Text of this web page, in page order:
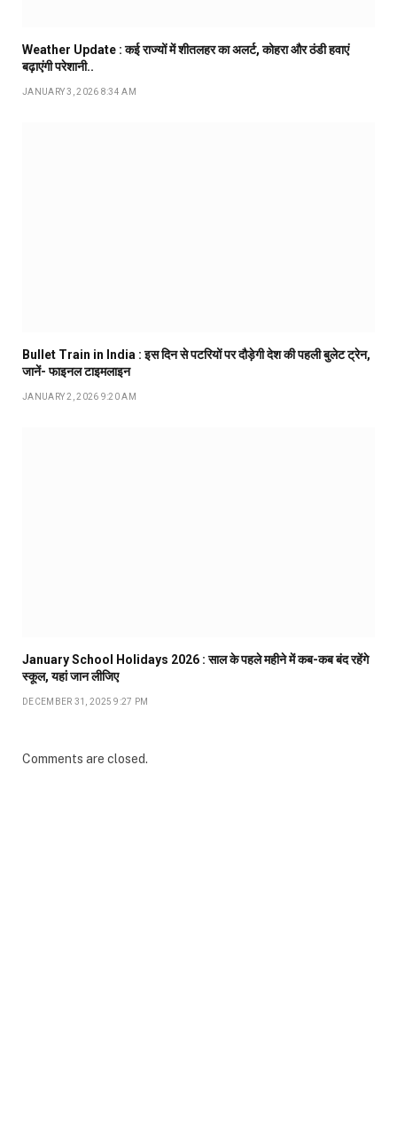
Weather Update : कई राज्यों में शीतलहर का अलर्ट, कोहरा और ठंडी हवाएं
बढ़ाएंगी परेशानी..
JANUARY 3, 2026 8:34 AM
Bullet Train in India : इस दिन से पटरियों पर दौड़ेगी देश की पहली बुलेट ट्रेन,
जानें- फाइनल टाइमलाइन
JANUARY 2, 2026 9:20 AM
January School Holidays 2026 : साल के पहले महीने में कब-कब बंद रहेंगे
स्कूल, यहां जान लीजिए
DECEMBER 31, 2025 9:27 PM
Comments are closed.